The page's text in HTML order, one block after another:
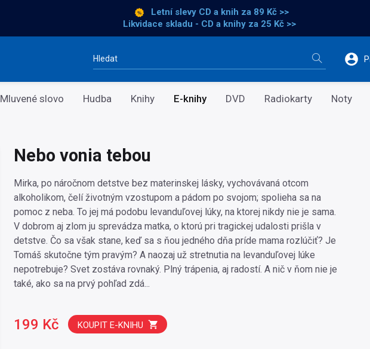
Letní slevy CD a knih za 89 Kč >>
Likvidace skladu - CD a knihy za 25 Kč >>
Vyhledávání
Mluvené slovo Hudba Knihy E-knihy DVD Radiokarty Noty
Nebo vonia tebou
Mirka, po náročnom detstve bez materinskej lásky, vychovávaná otcom
alkoholikom, čelí životným vzostupom a pádom po svojom; spolieha sa na
pomoc z neba. To jej má podobu levanduľovej lúky, na ktorej nikdy nie je sama.
V dobrom aj zlom ju sprevádza matka, o ktorú pri tragickej udalosti prišla v
detstve. Čo sa však stane, keď sa s ňou jedného dňa príde mama rozlúčiť? Je
Tomáš skutočne tým pravým? A naozaj už stretnutia na levanduľovej lúke
nepotrebuje? Svet zostáva rovnaký. Plný trápenia, aj radostí. A nič v ňom nie je
také, ako sa na prvý pohľad zdá...
199 Kč KOUPIT E-KNIHU